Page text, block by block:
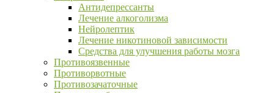
Антидепрессанты
Лечение алкоголизма
Нейролептик
Лечение никотиновой зависимости
Средства для улучшения работы мозга
Противоязвенные
Противорвотные
Противозачаточные